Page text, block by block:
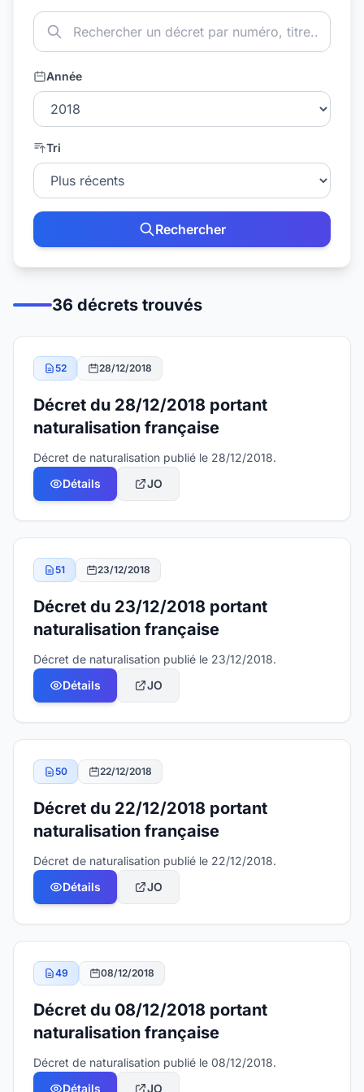
Année
Tri
Rechercher
36 décrets trouvés
52 28/12/2018
Décret du 28/12/2018 portant
naturalisation française
Décret de naturalisation publié le 28/12/2018.
Détails
JO
51 23/12/2018
Décret du 23/12/2018 portant
naturalisation française
Décret de naturalisation publié le 23/12/2018.
Détails
JO
50 22/12/2018
Décret du 22/12/2018 portant
naturalisation française
Décret de naturalisation publié le 22/12/2018.
Détails
JO
49 08/12/2018
Décret du 08/12/2018 portant
naturalisation française
Décret de naturalisation publié le 08/12/2018.
Détails
JO